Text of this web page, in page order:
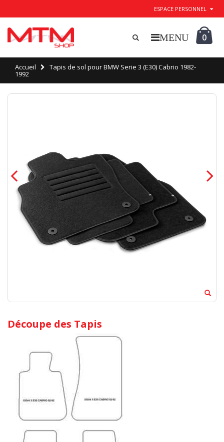
ESPACE PERSONNEL
0
Accueil Tapis de sol pour BMW Serie 3 (E30) Cabrio 1982-
1992
Découpe des Tapis